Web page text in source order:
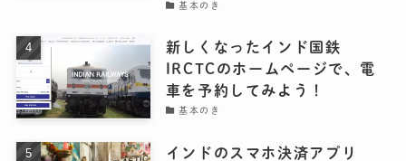
基本のき
新しくなったインド国鉄
IRCTCのホームページで、電
車を予約してみよう！
基本のき
インドのスマホ決済アプリ